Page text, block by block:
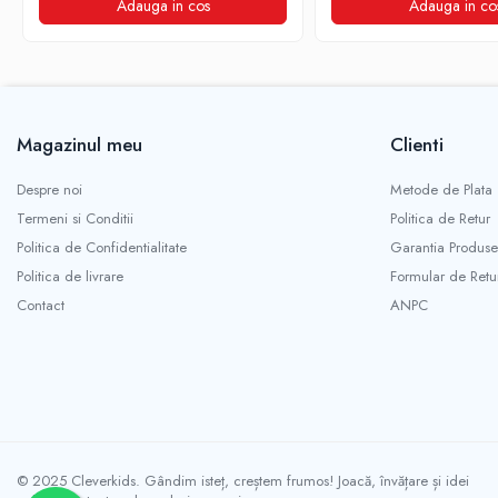
Adauga in cos Adauga in
Magazinul meu
Despre noi
Termeni si Conditii
Politica de Confidentialitate
Politica de livrare
Contact
Clienti
Metode de Plata
Politica de Retur
Garantia
Formular de
ANPC
© 2025 Cleverkids. Gândim isteț, creștem frumos! Joacă, învățare și idei